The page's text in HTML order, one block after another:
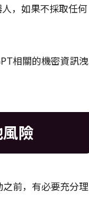
，如果不採取任何
相關的機密資訊洩
險
前，有必要充分理